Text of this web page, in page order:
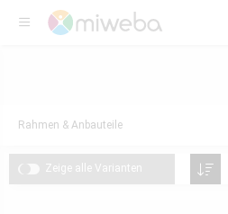
Rahmen & Anbauteile
Zeige alle Varianten